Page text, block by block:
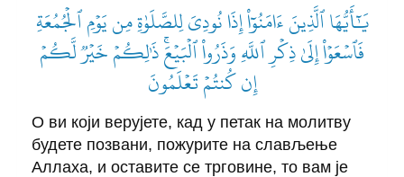
يَٰٓأَيُّهَا ٱلَّذِينَ ءَامَنُوٓاْ إِذَا نُودِيَ لِلصَّلَوٰةِ مِن يَوۡمِ ٱلۡجُمُعَةِ
فَٱسۡعَوۡاْ إِلَىٰ ذِكۡرِ ٱللَّهِ وَذَرُواْ ٱلۡبَيۡعَۚ ذَٰلِكُمۡ خَيۡرٞ لَّكُمۡ
إِن كُنتُمۡ تَعۡلَمُونَ
О ви који верујете, кад у петак на молитву
будете позвани, пожурите на слављење
Аллаха, и оставите се трговине, то вам је